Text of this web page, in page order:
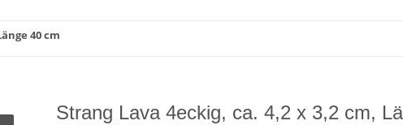
40 cm
Strang Lava 4eckig, ca. 4,2 x 3,2 cm,